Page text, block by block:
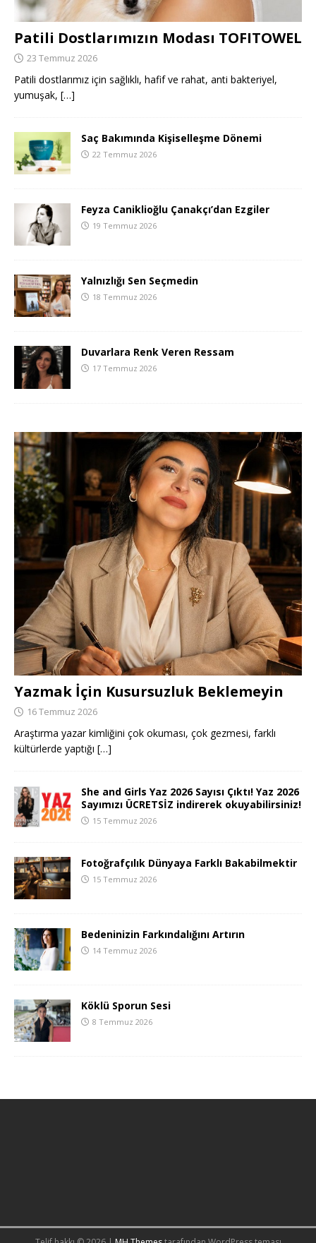
Patili Dostlarımızın Modası TOFITOWEL
23 Temmuz 2026
Patili dostlarımız için sağlıklı, hafif ve rahat, anti bakteriyel,
yumuşak, […]
Saç Bakımında Kişiselleşme Dönemi
22 Temmuz 2026
Feyza Caniklioğlu Çanakçı’dan Ezgiler
19 Temmuz 2026
Yalnızlığı Sen Seçmedin
18 Temmuz 2026
Duvarlara Renk Veren Ressam
17 Temmuz 2026
Yazmak İçin Kusursuzluk Beklemeyin
16 Temmuz 2026
Araştırma yazar kimliğini çok okuması, çok gezmesi, farklı
kültürlerde yaptığı […]
She and Girls Yaz 2026 Sayısı Çıktı! Yaz 2026
Sayımızı ÜCRETSİZ indirerek okuyabilirsiniz!
15 Temmuz 2026
Fotoğrafçılık Dünyaya Farklı Bakabilmektir
15 Temmuz 2026
Bedeninizin Farkındalığını Artırın
14 Temmuz 2026
Köklü Sporun Sesi
8 Temmuz 2026